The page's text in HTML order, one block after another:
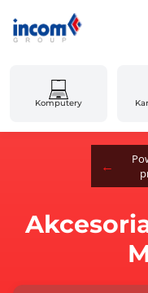
Komputery